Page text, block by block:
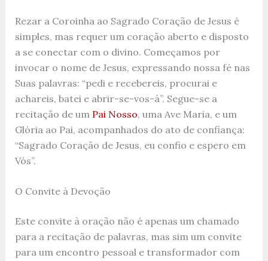
Rezar a Coroinha ao Sagrado Coração de Jesus é
simples, mas requer um coração aberto e disposto
a se conectar com o divino. Começamos por
invocar o nome de Jesus, expressando nossa fé nas
Suas palavras: “pedi e recebereis, procurai e
achareis, batei e abrir-se-vos-á”. Segue-se a
recitação de um Pai Nosso, uma Ave Maria, e um
Glória ao Pai, acompanhados do ato de confiança:
“Sagrado Coração de Jesus, eu confio e espero em
Vós”.
O Convite à Devoção
Este convite à oração não é apenas um chamado
para a recitação de palavras, mas sim um convite
para um encontro pessoal e transformador com